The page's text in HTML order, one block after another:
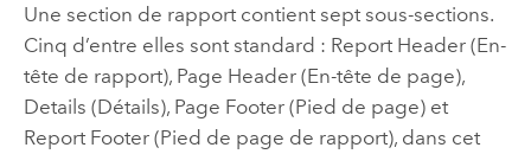
Une section de rapport contient sept sous-sections.
Cinq d’entre elles sont standard : Report Header (En-
tête de rapport), Page Header (En-tête de page),
Details (Détails), Page Footer (Pied de page) et
Report Footer (Pied de page de rapport), dans cet